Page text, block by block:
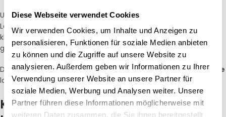
Diese Webseite verwendet Cookies
Wir verwenden Cookies, um Inhalte und Anzeigen zu
personalisieren, Funktionen für soziale Medien anbieten
zu können und die Zugriffe auf unsere Website zu
analysieren. Außerdem geben wir Informationen zu Ihrer
Verwendung unserer Website an unsere Partner für
soziale Medien, Werbung und Analysen weiter. Unsere
Partner führen diese Informationen möglicherweise mit
weiteren Daten zusammen, die Sie ihnen bereitgestellt
Unsere Auswahl an Garten Klappstühlen
Lösungen für Außenbereiche. Ob moderne Designs oder
klassische Varianten –
Garten Klappstühle
sind besonders
gefragt in Hotels, Cafés und Biergärten.
Dank hochwertiger Materialien sind unsereGarten Klappstühle
langlebig und für den professionellen Einsatz konzipiert.
Klappstühle kaufen – die Vorteile